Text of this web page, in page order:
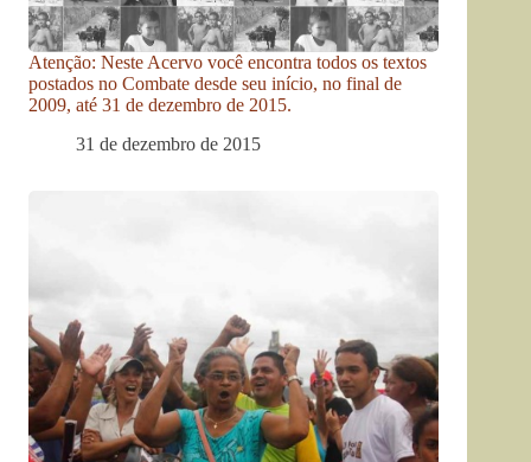
Atenção: Neste Acervo você encontra todos os textos
postados no Combate desde seu início, no final de
2009, até 31 de dezembro de 2015.
31 de dezembro de 2015